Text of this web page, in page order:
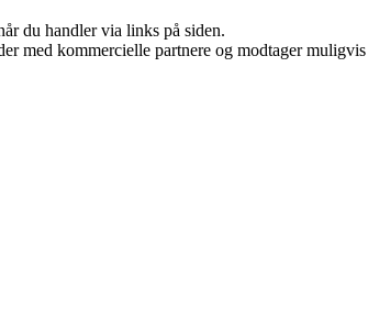
du handler via links på siden.
med kommercielle partnere og modtager